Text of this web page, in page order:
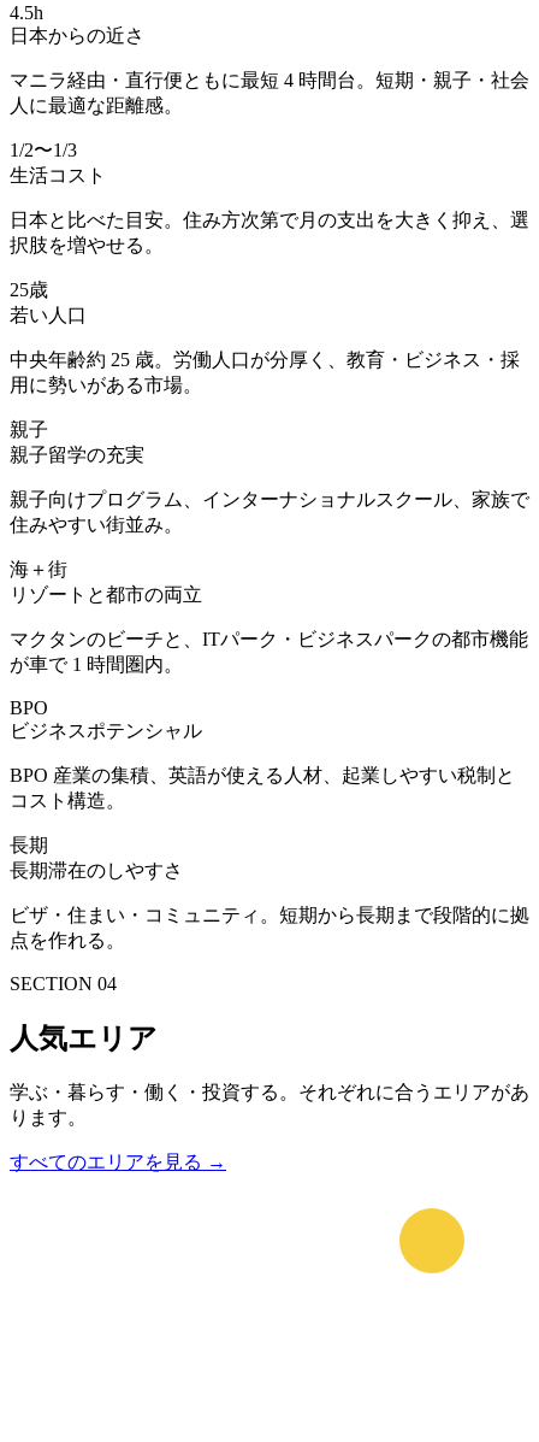
4.5h
日本からの近さ
マニラ経由・直行便ともに最短 4 時間台。短期・親子・社会
人に最適な距離感。
1/2〜1/3
生活コスト
日本と比べた目安。住み方次第で月の支出を大きく抑え、選
択肢を増やせる。
25歳
若い人口
中央年齢約 25 歳。労働人口が分厚く、教育・ビジネス・採
用に勢いがある市場。
親子
親子留学の充実
親子向けプログラム、インターナショナルスクール、家族で
住みやすい街並み。
海＋街
リゾートと都市の両立
マクタンのビーチと、ITパーク・ビジネスパークの都市機能
が車で 1 時間圏内。
BPO
ビジネスポテンシャル
BPO 産業の集積、英語が使える人材、起業しやすい税制と
コスト構造。
長期
長期滞在のしやすさ
ビザ・住まい・コミュニティ。短期から長期まで段階的に拠
点を作れる。
SECTION 04
人気エリア
学ぶ・暮らす・働く・投資する。それぞれに合うエリアがあ
ります。
すべてのエリアを見る →